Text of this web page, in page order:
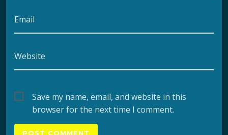
Email
Website
Save my name, email, and website in this
browser for the next time I comment.